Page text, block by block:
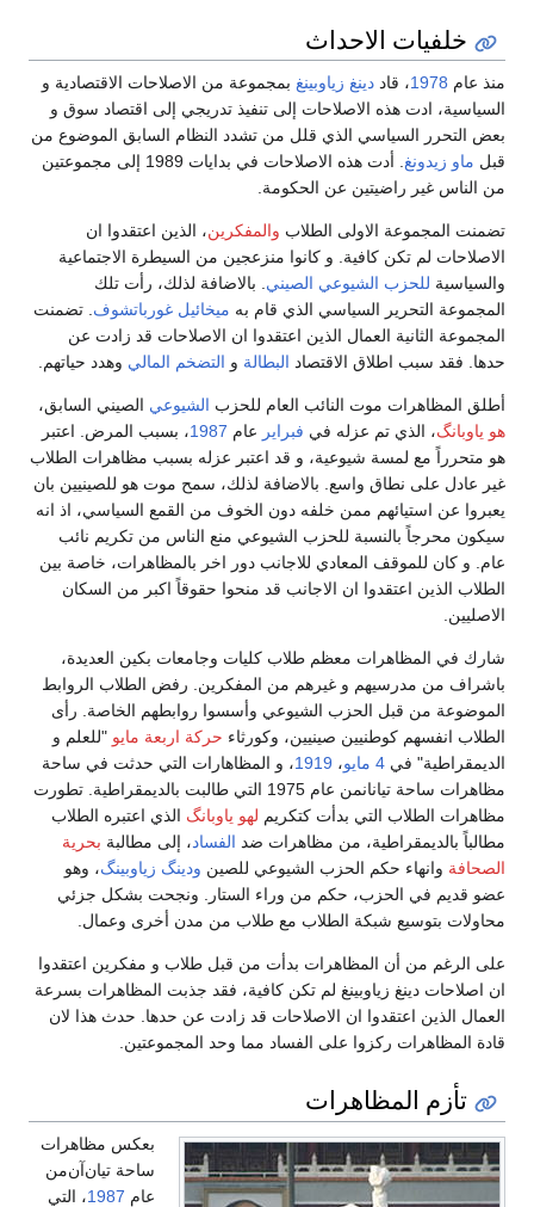
خلفيات الاحداث
منذ عام 1978، قاد دينغ زياوبينغ بمجموعة من الاصلاحات الاقتصادية و
السياسية، ادت هذه الاصلاحات إلى تنفيذ تدريجي إلى اقتصاد سوق و
بعض التحرر السياسي الذي قلل من تشدد النظام السابق الموضوع من
قبل ماو زيدونغ
. أدت هذه الاصلاحات في بدايات 1989 إلى مجموعتين
من الناس غير راضيتين عن الحكومة.
تضمنت المجموعة الاولى الطلاب والمفكرين، الذين اعتقدوا ان
الاصلاحات لم تكن كافية. و كانوا منزعجين من السيطرة الاجتماعية
والسياسية للحزب الشيوعي الصيني. بالاضافة لذلك، رأت تلك
المجموعة التحرير السياسي الذي قام به ميخائيل غورباتشوف. تضمنت
المجموعة الثانية العمال الذين اعتقدوا ان الاصلاحات قد زادت عن
حدها. فقد سبب اطلاق الاقتصاد البطالة و التضخم المالي وهدد حياتهم.
أطلق المظاهرات موت النائب العام للحزب الشيوعي الصيني السابق،
هو ياوبانگ، الذي تم عزله في فبراير عام 1987، بسبب المرض. اعتبر
هو متحرراً مع لمسة شيوعية، و قد اعتبر عزله بسبب مظاهرات الطلاب
غير عادل على نطاق واسع. بالاضافة لذلك، سمح موت هو للصينيين بان
يعبروا عن استيائهم ممن خلفه دون الخوف من القمع السياسي، اذ انه
سيكون محرجاً بالنسبة للحزب الشيوعي منع الناس من تكريم نائب
عام. و كان للموقف المعادي للاجانب دور اخر بالمظاهرات، خاصة بين
الطلاب الذين اعتقدوا ان الاجانب قد منحوا حقوقاً اكبر من السكان
الاصليين.
شارك في المظاهرات معظم طلاب كليات وجامعات بكين العديدة،
باشراف من مدرسيهم و غيرهم من المفكرين. رفض الطلاب الروابط
الموضوعة من قبل الحزب الشيوعي وأسسوا روابطهم الخاصة. رأى
الطلاب انفسهم كوطنيين صينيين، وكورثاء حركة اربعة مايو "للعلم و
الديمقراطية" في 4 مايو ، 1919، و المظاهارات التي حدثت في ساحة
مظاهرات ساحة تيانانمن عام 1975 التي طالبت بالديمقراطية. تطورت
مظاهرات الطلاب التي بدأت كتكريم لهو ياوبانگ الذي اعتبره الطلاب
مطالباً بالديمقراطية، من مظاهرات ضد الفساد، إلى مطالبة بحرية
الصحافة وانهاء حكم الحزب الشيوعي للصين ودينگ زياوبينگ، وهو
عضو قديم في الحزب، حكم من وراء الستار. ونجحت بشكل جزئي
محاولات بتوسيع شبكة الطلاب مع طلاب من مدن أخرى وعمال.
على الرغم من أن المظاهرات بدأت من قبل طلاب و مفكرين اعتقدوا
ان اصلاحات دينغ زياوبينغ لم تكن كافية، فقد جذبت المظاهرات بسرعة
العمال الذين اعتقدوا ان الاصلاحات قد زادت عن حدها. حدث هذا لان
قادة المظاهرات ركزوا على الفساد مما وحد المجموعتين.
تأزم المظاهرات
بعكس مظاهرات
ساحة تيان‌آن‌من
عام 1987، التي